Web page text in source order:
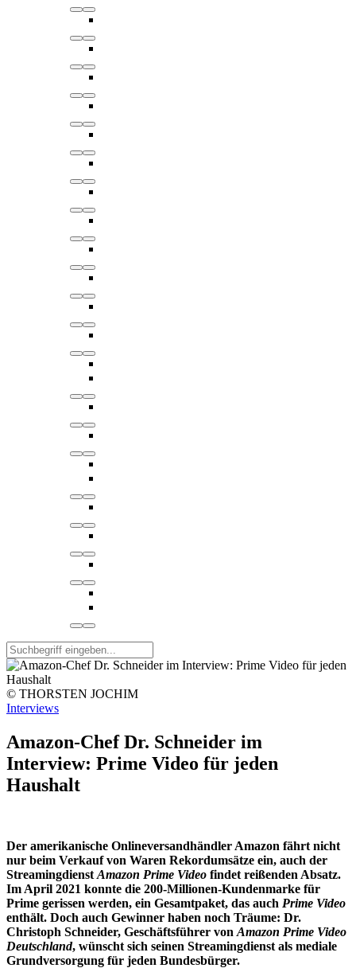
© THORSTEN JOCHIM
Interviews
Amazon-Chef Dr. Schneider im
Interview: Prime Video für jeden
Haushalt
Der amerikanische Onlineversandhändler Amazon fährt nicht
nur beim Verkauf von Waren Rekordumsätze ein, auch der
Streamingdienst Amazon Prime Video findet reißenden Absatz.
Im April 2021 konnte die 200-Millionen-Kundenmarke für
Prime gerissen werden, ein Gesamtpaket, das auch Prime Video
enthält. Doch auch Gewinner haben noch Träume: Dr.
Christoph Schneider, Geschäftsführer von Amazon Prime Video
Deutschland, wünscht sich seinen Streamingdienst als mediale
Grundversorgung für jeden Bundesbürger.